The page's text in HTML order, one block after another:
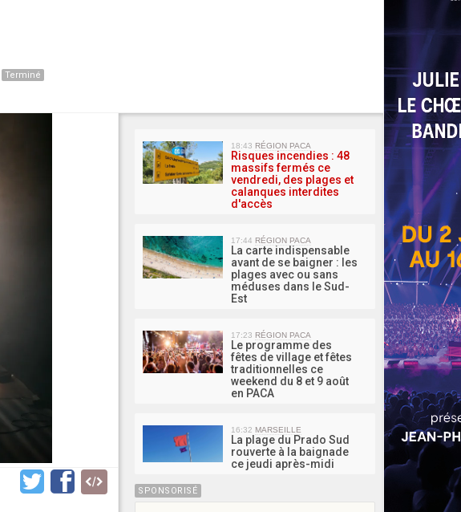
Terminé
MA
18:43 RÉGION PACA
Risques incendies : 48
massifs fermés ce
vendredi, des plages et
calanques interdites
d'accès
17:44 RÉGION PACA
La carte indispensable
avant de se baigner : les
plages avec ou sans
méduses dans le Sud-
Est
17:23 RÉGION PACA
Le programme des
fêtes de village et fêtes
traditionnelles ce
weekend du 8 et 9 août
en PACA
16:32 MARSEILLE
La plage du Prado Sud
rouverte à la baignade
ce jeudi après-midi
SPONSORISÉ